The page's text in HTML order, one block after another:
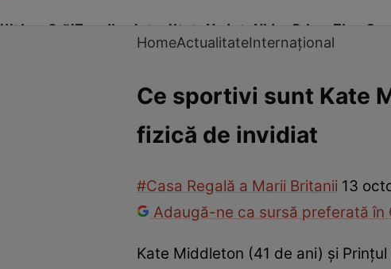
Ultima Oră!Trending Actualitate Vedete Video Prime Time
InternaționalFapt diversTehnologie
HomeActualitateInternațional
Ce sportivi sunt Kate
fizică de invidiat
#Casa Regală a Marii Britanii 13
Adaugă-ne ca sursă preferată în
Kate Middleton (41 de ani) și